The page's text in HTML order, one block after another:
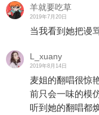
羊就要吃草
2019年7月20日
当我看到她把谩
L_xuany
2019年8月14日
麦姐的翻唱很惊
前只会一味的模
听到她的翻唱都